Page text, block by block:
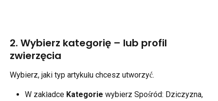
2. Wybierz kategorię – lub profil
zwierzęcia
Wybierz, jaki typ artykułu chcesz utworzyć.
W zakładce Kategorie wybierz Spośród: Dziczyzna,